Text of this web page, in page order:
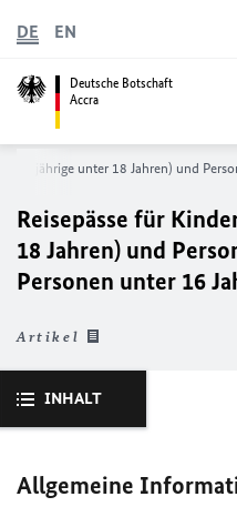
Deutsche Botschaft
Accra
DE EN
unter 18 Jahren) und
Reisepässe für
18 Jahren) und
Personen unter 16
Artikel
INHALT
Allgemeine